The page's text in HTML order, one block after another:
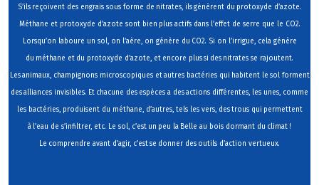
S’ils reçoivent des engrais sous forme de nitrates, ils génèrent du protoxyde d’azote.
Méthane et protoxyde d’azote sont bien plus actifs dans l’effet de serre que le CO2.
Lorsqu’on laboure un sol, on l’aère, on génère du CO2. Si on l’irrigue, cela génère
du méthane et du protoxyde d’azote, et encore plus si des nitrates se rajoutent.
Les animaux, champignons microscopiques et autres bactéries qui habitent le sol forment
des alliances invisibles. Et chacune des espèces a des actions différentes, les unes, comme
les bactéries, produisent du méthane, d’autres, tels les vers, des trous qui permettent
à l’eau de s’infiltrer, etc. Le sol, c’est un peu la Belle au bois dormant du climat !
Le comprendre avant d’agir, c’est se donner des outils d’action vertueux.